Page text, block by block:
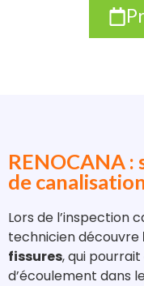
RENOCANA
de
Lors de l’inspection
technicien découvre
fissures, qui
d’écoulement dans